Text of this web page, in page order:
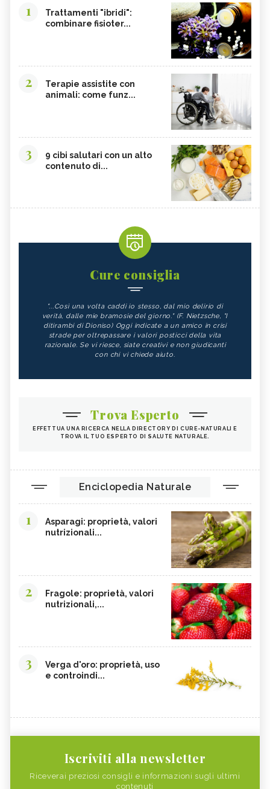
1
Trattamenti "ibridi":
combinare fisioter...
2
Terapie assistite con
animali: come funz...
3
9 cibi salutari con un alto
contenuto di...
Cure consiglia
"...Così una volta caddi io stesso, dal mio delirio di
verità, dalle mie bramosie del giorno." (F. Nietzsche, "I
ditirambi di Dioniso) Oggi indicate a un amico in crisi
strade per oltrepassare i valori posticci della vita
razionale. Se vi riesce, siate creativi e non giudicanti
con chi vi chiede aiuto.
Trova Esperto
EFFETTUA UNA RICERCA NELLA DIRECTORY DI CURE-NATURALI E
TROVA IL TUO ESPERTO DI SALUTE NATURALE.
Enciclopedia Naturale
1
Asparagi: proprietà, valori
nutrizionali...
2
Fragole: proprietà, valori
nutrizionali,...
3
Verga d'oro: proprietà, uso
e controindi...
Iscriviti alla newsletter
Riceverai preziosi consigli e informazioni sugli ultimi
contenuti